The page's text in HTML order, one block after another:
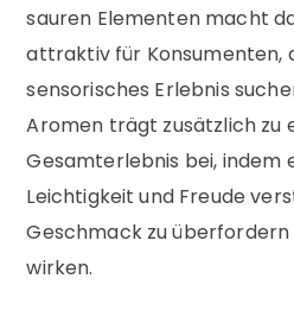
sauren Elementen macht
attraktiv für Konsumenten,
sensorisches Erlebnis
Aromen trägt zusätzlich zu
Gesamterlebnis bei, indem
Leichtigkeit und Freude
Geschmack zu
wirken.